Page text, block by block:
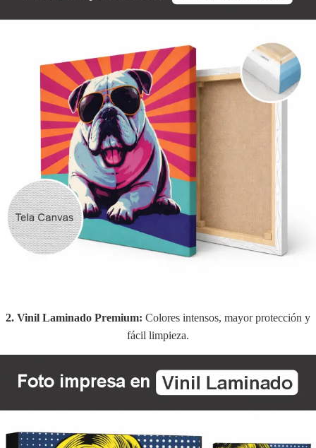
2. Vinil Laminado Premium: Colores intensos, mayor protección y
fácil limpieza.